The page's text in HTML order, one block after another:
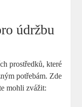
údržbu
prostředků, které
potřebám. Zde
mohli zvážit: